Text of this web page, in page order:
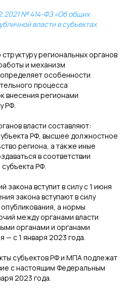
№ 414-ФЗ «Об общих
власти в субъектах
региональных органов
и механизм
особенности
процесса
внесения регионами
РФ.
власти составляют:
РФ, высшее должностное
региона, а также иные
в соответствии
РФ.
закона вступит в силу с 1 июня
закона вступают в силу
а нормы
между органами власти
органами и органами
— с 1 января 2023 года.
субъектов РФ и МПА подлежат
с настоящим Федеральным
2023 года.